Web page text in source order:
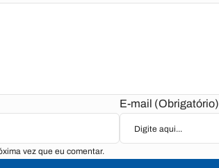
E-mail (Obrigatório)
vez que eu comentar.